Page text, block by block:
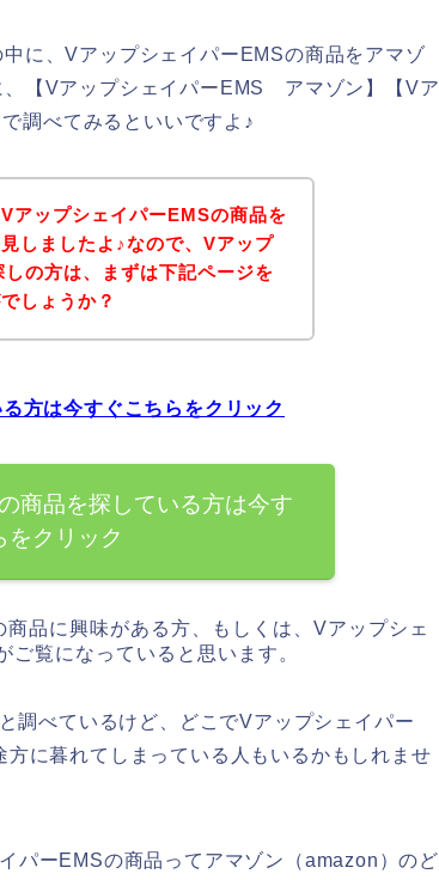
に、VアップシェイパーEMSの商品をアマゾ
、【VアップシェイパーEMS アマゾン】【Vア
調べてみるといいですよ♪
アップシェイパーEMSの商品を
しましたよ♪なので、Vアップ
の方は、まずは下記ページを
しょうか？
方は今すぐこちらをクリック
商品を探している方は今す
をクリック
品に興味がある方、もしくは、Vアップシェ
覧になっていると思います。
調べているけど、どこでVアップシェイパー
に暮れてしまっている人もいるかもしれませ
パーEMSの商品ってアマゾン（amazon）のど